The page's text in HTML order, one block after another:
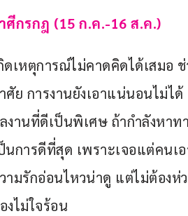
ศีกรกฎ (15 ก.ค.-16 ส.ค.)
ดเหตุการณ์ไม่คาดคิดได้เสมอ
ศัย การงานยังเอาแน่นอนไม่ไ
งานที่ดีเป็นพิเศษ ถ้ากำลังหาท
นการดีที่สุด เพราะเจอแต่คนเ
ามรักอ่อนไหวน่าดู แต่ไม่ต้องห่
งไม่ใจร้อน